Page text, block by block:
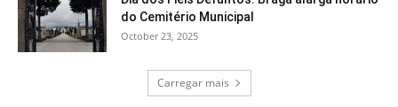
do Cemitério Municipal
October 23, 2025
Carregar mais